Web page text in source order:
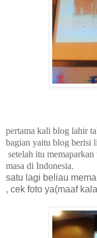
pertama kali blog lahir
bagian yaitu blog berisi
setelah itu
masa di Indonesia.
satu lagi beliau
, cek foto ya(maaf